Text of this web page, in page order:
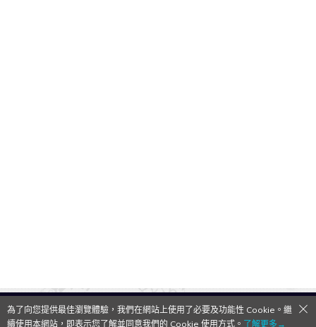
QooApp Limited © 2026
為了向您提供最佳瀏覽體驗，我們在網站上使用了必要及功能性 Cookie。繼
續使用本網站，即表示您了解並同意我們的 Cookie 使用方式。 了解更多→